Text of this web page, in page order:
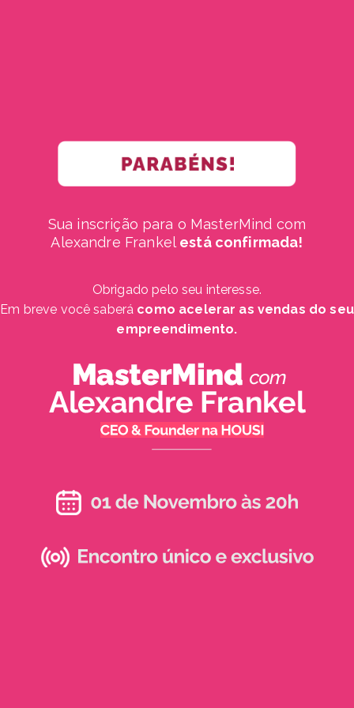
Sua inscrição para o MasterMind com
Alexandre Frankelestá confirmada!
Obrigado pelo seu interesse.
Em breve você saberá como acelerar as vendas do seu
empreendimento.